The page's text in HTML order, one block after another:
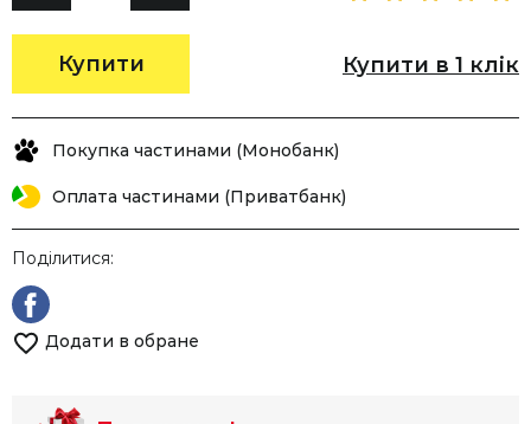
Купити Купити в 1 клік
Покупка частинами (Монобанк)
Оплата частинами (Приватбанк)
Поділитися:
Додати в обране